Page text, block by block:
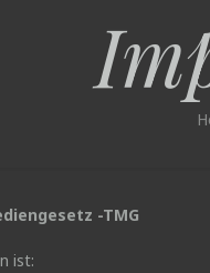
-TMG
ist: